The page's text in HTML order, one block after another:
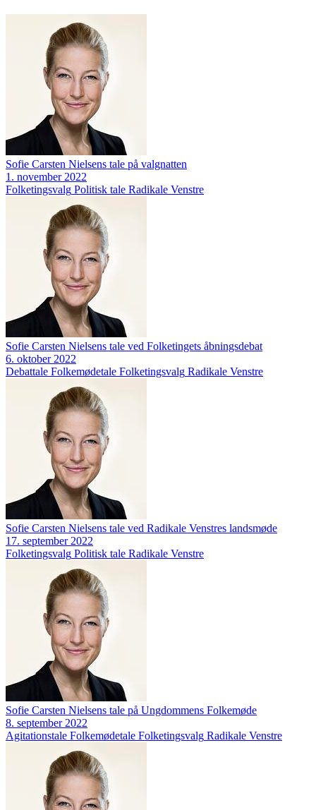
Sofie Carsten Nielsens tale på valgnatten
1. november 2022
Folketingsvalg Politisk tale Radikale Venstre
Sofie Carsten Nielsens tale ved Folketingets åbningsdebat
6. oktober 2022
Debattale Folkemødetale Folketingsvalg Radikale Venstre
Sofie Carsten Nielsens tale ved Radikale Venstres landsmøde
17. september 2022
Folketingsvalg Politisk tale Radikale Venstre
Sofie Carsten Nielsens tale på Ungdommens Folkemøde
8. september 2022
Agitationstale Folkemødetale Folketingsvalg Radikale Venstre